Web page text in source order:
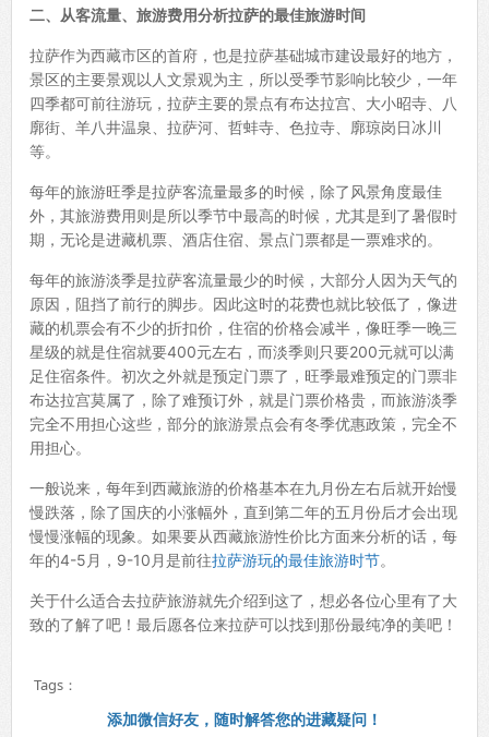
二、从客流量、旅游费用分析拉萨的最佳旅游时间
拉萨作为西藏市区的首府，也是拉萨基础城市建设最好的地方，
景区的主要景观以人文景观为主，所以受季节影响比较少，一年
四季都可前往游玩，拉萨主要的景点有布达拉宫、大小昭寺、八
廓街、羊八井温泉、拉萨河、哲蚌寺、色拉寺、廓琼岗日冰川
等。
每年的旅游旺季是拉萨客流量最多的时候，除了风景角度最佳
外，其旅游费用则是所以季节中最高的时候，尤其是到了暑假时
期，无论是进藏机票、酒店住宿、景点门票都是一票难求的。
每年的旅游淡季是拉萨客流量最少的时候，大部分人因为天气的
原因，阻挡了前行的脚步。因此这时的花费也就比较低了，像进
藏的机票会有不少的折扣价，住宿的价格会减半，像旺季一晚三
星级的就是住宿就要400元左右，而淡季则只要200元就可以满
足住宿条件。初次之外就是预定门票了，旺季最难预定的门票非
布达拉宫莫属了，除了难预订外，就是门票价格贵，而旅游淡季
完全不用担心这些，部分的旅游景点会有冬季优惠政策，完全不
用担心。
一般说来，每年到西藏旅游的价格基本在九月份左右后就开始慢
慢跌落，除了国庆的小涨幅外，直到第二年的五月份后才会出现
慢慢涨幅的现象。如果要从西藏旅游性价比方面来分析的话，每
年的4-5月，9-10月是前往拉萨游玩的最佳旅游时节。
关于什么适合去拉萨旅游就先介绍到这了，想必各位心里有了大
致的了解了吧！最后愿各位来拉萨可以找到那份最纯净的美吧！
Tags：
添加微信好友，随时解答您的进藏疑问！